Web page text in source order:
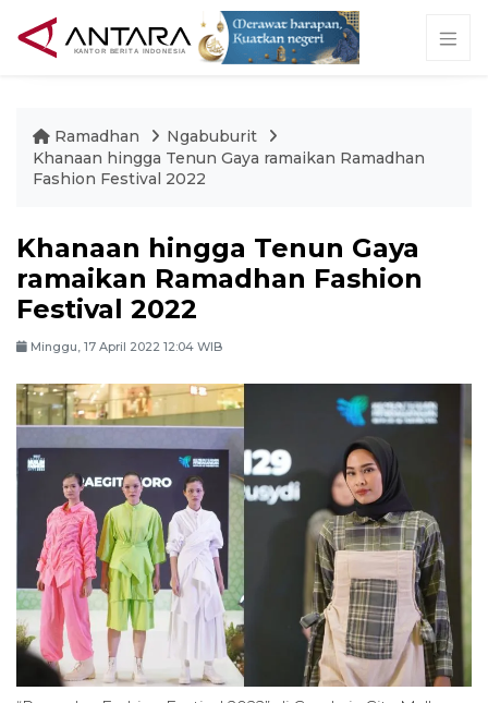
Ramadhan
Ngabuburit
Khanaan hingga Tenun Gaya ramaikan Ramadhan
Fashion Festival 2022
Khanaan hingga Tenun Gaya
ramaikan Ramadhan Fashion
Festival 2022
Minggu, 17 April 2022 12:04 WIB